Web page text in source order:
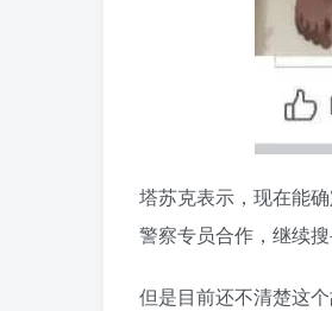
塔苏克表示，现在能
警察专员合作，继续
但是目前还不清楚这